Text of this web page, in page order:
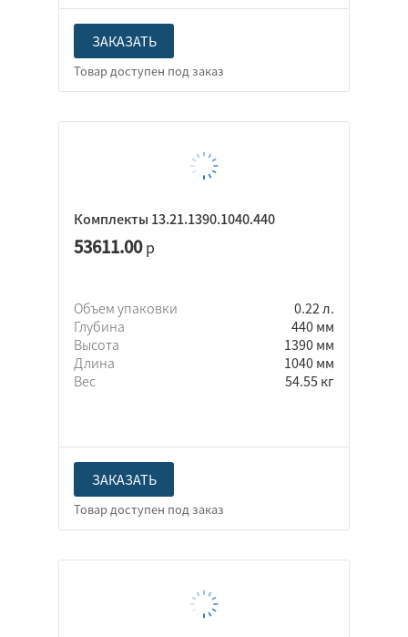
ЗАКАЗАТЬ
Комплекты 13.21.1390.1040.440
53611.00р
Объем упаковки
0.22 л.
Глубина
440 мм
Высота
1390 мм
Длина
1040 мм
Вес
54.55 кг
ЗАКАЗАТЬ